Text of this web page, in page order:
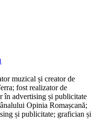
muzical și creator de
fost realizator de
în advertising și publicitate
Opinia Romașcană;
și publicitate; grafician și